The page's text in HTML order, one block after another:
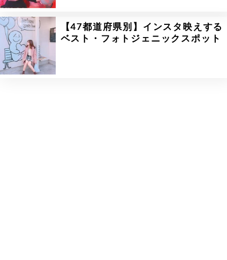
【47都道府県別】インスタ映えする
ベスト・フォトジェニックスポット